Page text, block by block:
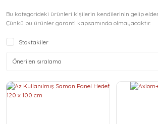
Bu kategorideki ürünleri kişilerin kendilerinin gelip
Çünkü bu ürünler garanti kapsamında olmayacaktır.
Stoktakiler